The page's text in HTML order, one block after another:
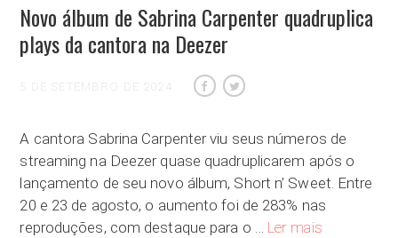
Novo álbum de Sabrina Carpenter quadruplica
plays da cantora na Deezer
5 DE SETEMBRO DE 2024
A cantora Sabrina Carpenter viu seus números de
streaming na Deezer quase quadruplicarem após o
lançamento de seu novo álbum, Short n’ Sweet. Entre
20 e 23 de agosto, o aumento foi de 283% nas
reproduções, com destaque para o … Ler mais